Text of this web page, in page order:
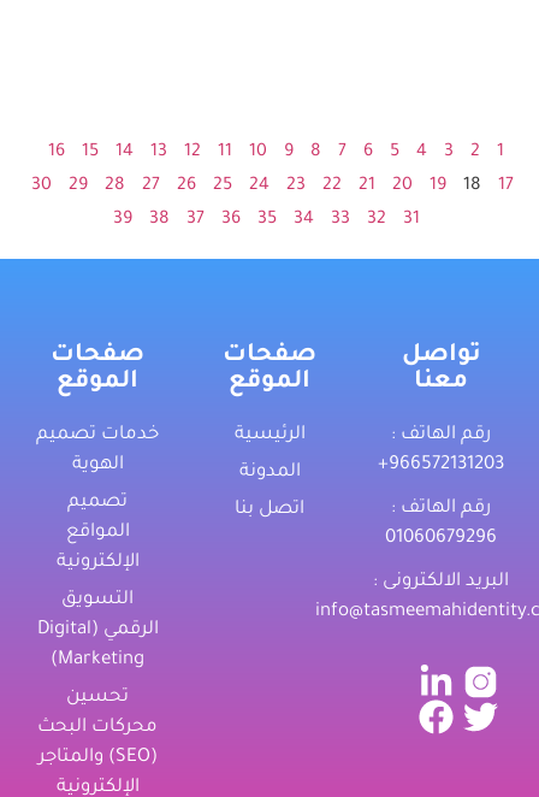
1
2
3
4
5
6
7
8
9
10
11
12
13
14
15
16
17
18
19
20
21
22
23
24
25
26
27
28
29
30
31
32
33
34
35
36
37
38
39
تواصل
معنا
رقم الهاتف :
‎+966572131203
رقم الهاتف :
01060679296
البريد الالكترونى :
صفحات
الموقع
الرئيسية
المدونة
اتصل بنا
صفحات
الموقع
خدمات تصميم
الهوية
تصميم
المواقع
الإلكترونية
التسويق
الرقمي (Digital
Marketing)
تحسين
محركات البحث
(SEO) والمتاجر
الإلكترونية